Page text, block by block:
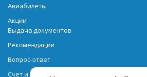
Авиабилеты
Акции
Выдача документов
Рекомендации
Вопрос-ответ
Счет и оплата